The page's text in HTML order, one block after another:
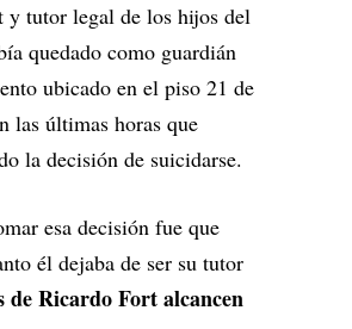
y tutor legal de los hijos del
quedado como guardián
ubicado en el piso 21 de
las últimas horas que
la decisión de suicidarse.
esa decisión fue que
él dejaba de ser su tutor
Ricardo Fort alcancen